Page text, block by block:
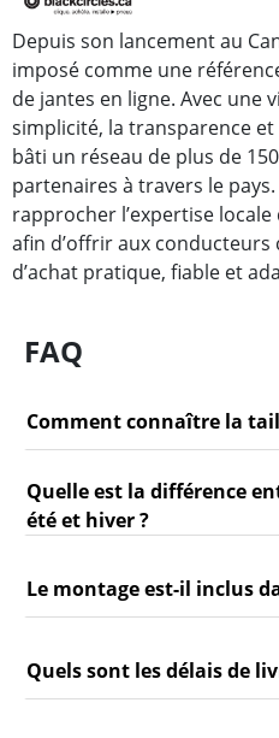
Depuis son lancement au
imposé comme une
de jantes en ligne. Avec une
simplicité, la transparence et
bâti un réseau de plus de
partenaires à travers le
rapprocher l’expertise
afin d’offrir aux
d’achat pratique, fiable et
FAQ
Comment connaître la
Quelle est la différence
été et hiver ?
Le montage est-il inclus
Quels sont les délais de